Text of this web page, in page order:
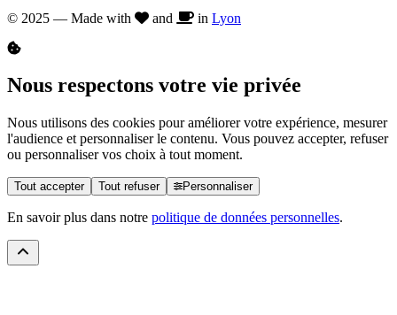
© 2025 — Made with
and in Lyon
Nous respectons votre vie privée
Nous utilisons des cookies pour améliorer votre expérience, mesurer
l'audience et personnaliser le contenu. Vous pouvez accepter, refuser
ou personnaliser vos choix à tout moment.
Tout accepter Tout refuser Personnaliser
En savoir plus dans notre politique de données personnelles.